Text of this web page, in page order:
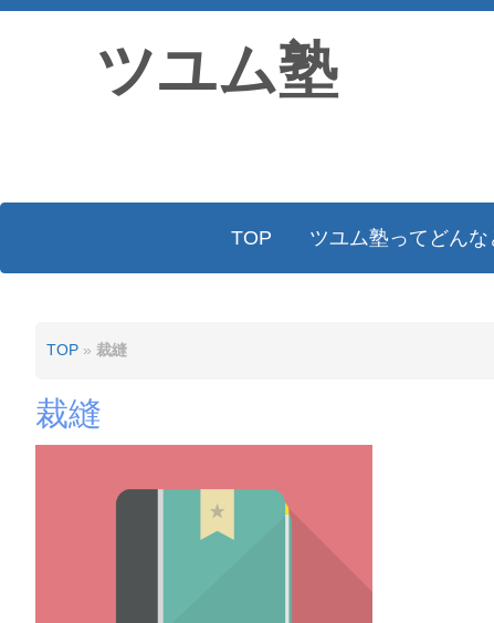
ツユム塾
TOP ツユム塾ってどんな
TOP » 裁縫
裁縫